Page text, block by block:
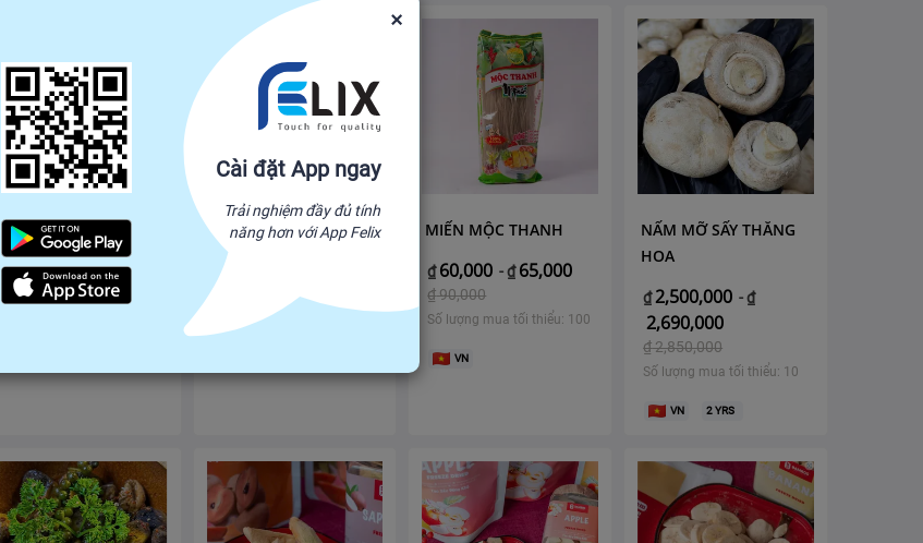
Long Vải Tách Hạt
₫37,500-₫40,000
40,000
MỲ SẠCH ÔN LƯƠNG
₫31,000
₫
Số lượng mua tối thiểu: 100
MIẾN MỘC THANH
₫ 60,000 -₫ 65,000
₫90,000
Số lượng mua tối thiểu: 100
VN
NẤM MỠ SẤY THĂNG
HOA
₫2,500,000 -₫
2,690,000
₫2,850,000
Số lượng mua tối thiểu: 10
VN 2YRS
×
Cài đặt App ngay
Trải nghiệm đầy đủ tính
năng hơn với App Felix